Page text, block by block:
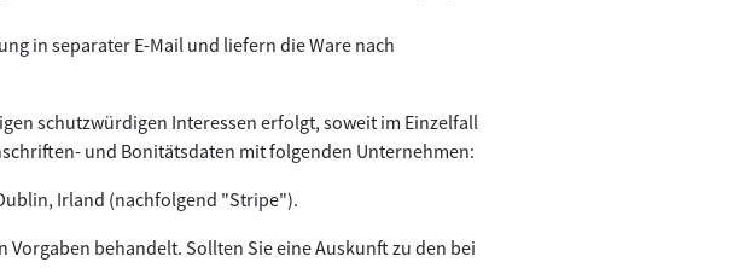
in separater E-Mail und liefern die Ware nach
schutzwürdigen Interessen erfolgt, soweit im Einzelfall
und Bonitätsdaten mit folgenden Unternehmen:
Irland (nachfolgend "Stripe").
behandelt. Sollten Sie eine Auskunft zu den bei